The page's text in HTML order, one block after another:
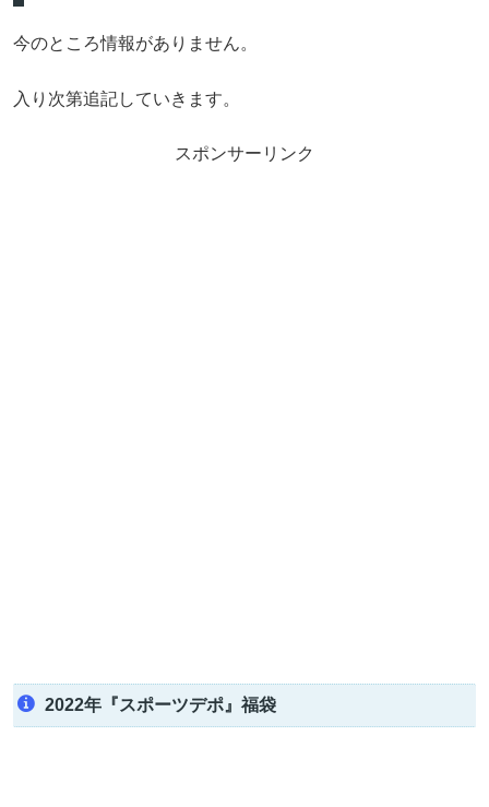
今のところ情報がありません。
入り次第追記していきます。
スポンサーリンク
2022年『スポーツデポ』福袋